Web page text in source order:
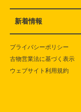
新着情報
プライバシーポリシー
古物営業法に基づく表示
ウェブサイト利用規約